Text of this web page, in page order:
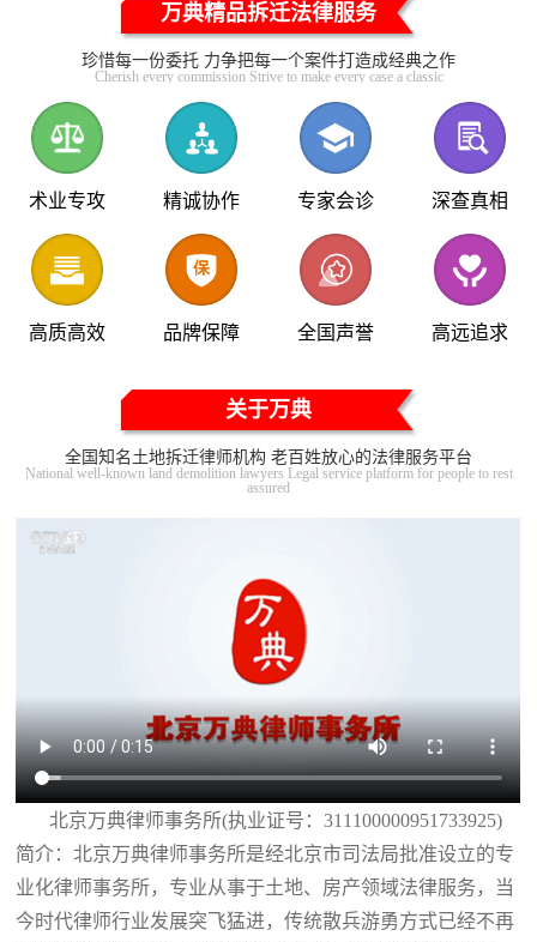
万典精品拆迁法律服务
珍惜每一份委托 力争把每一个案件打造成经典之作
Cherish every commission Strive to make every case a classic
术业专攻 精诚协作 专家会诊 深查真相
高质高效 品牌保障 全国声誉 高远追求
关于万典
全国知名土地拆迁律师机构 老百姓放心的法律服务平台
National well-known land demolition lawyers Legal service platform for people to rest
assured
北京万典律师事务所(执业证号：311100000951733925)
简介：北京万典律师事务所是经北京市司法局批准设立的专
业化律师事务所，专业从事于土地、房产领域法律服务，当
今时代律师行业发展突飞猛进，传统散兵游勇方式已经不再